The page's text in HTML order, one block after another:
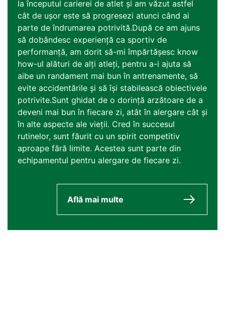
la începutul carierei de atlet și am văzut astfel
cât de ușor este să progresezi atunci când ai
parte de îndrumarea potrivită.După ce am ajuns
să dobândesc experiență ca sportiv de
performanță, am dorit să-mi împărtășesc know
how-ul alături de alți atleți, pentru a-i ajuta să
aibe un randament mai bun în antrenamente, să
evite accidentările și să își stabilească obiectivele
potrivite.Sunt ghidat de o dorință arzătoare de a
deveni mai bun în fiecare zi, atât în alergare cât și
în alte aspecte ale vieții. Cred în succesul
rutinelor, sunt făurit cu un spirit competitiv
aproape fără limite. Acestea sunt parte din
echipamentul pentru alergare de fiecare zi.
Află mai multe